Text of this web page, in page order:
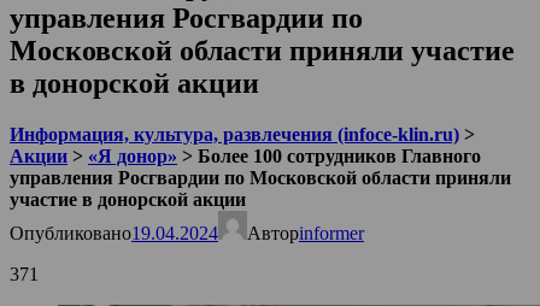
управления Росгвардии по
Московской области приняли участие
в донорской акции
Информация, культура, развлечения (infoce-klin.ru) >
Акции > «Я донор» > Более 100 сотрудников Главного
управления Росгвардии по Московской области приняли
участие в донорской акции
Опубликовано19.04.2024 Авторinformer
371